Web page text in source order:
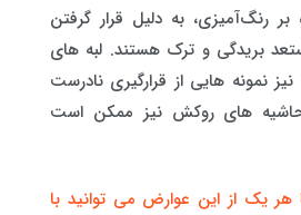
رنگ‌آمیزی، به دلیل قرار گرفتن
بریدگی و ترک هستند. لبه های
نمونه هایی از قرارگیری نادرست
های روکش نیز ممکن است
هر یک از این عوارض می توانید با